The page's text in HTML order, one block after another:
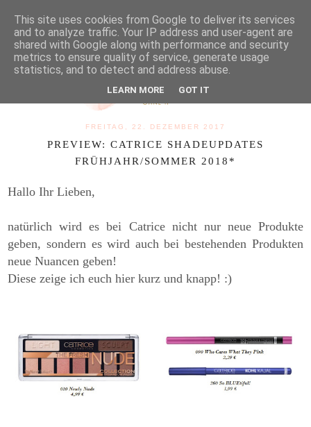
MENU
FREITAG, 22. DEZEMBER 2017
PREVIEW: CATRICE SHADEUPDATES
FRÜHJAHR/SOMMER 2018*
Hallo Ihr Lieben,
natürlich wird es bei Catrice nicht nur neue Produkte
geben, sondern es wird auch bei bestehenden Produkten
neue Nuancen geben!
Diese zeige ich euch hier kurz und knapp! :)
This site uses cookies from Google to deliver its services
and to analyze traffic. Your IP address and user-agent are
shared with Google along with performance and security
metrics to ensure quality of service, generate usage
statistics, and to detect and address abuse.
LEARN MORE GOT IT